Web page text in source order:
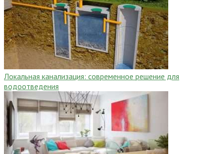
Локальная канализация: современное решение для
водоотведения